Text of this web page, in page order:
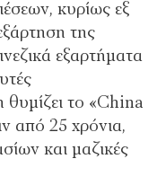
κυρίως εξ
της
εξαρτήµατα
θυµίζει το «China
από 25 χρόνια,
και µαζικές